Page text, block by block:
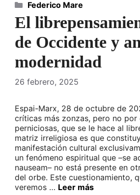
El
de Occidente y
modernidad
26 febrero, 2025
Espai-Marx, 28 de octubre de
críticas más zonzas, pero no por
perniciosas, que se le hace al
matriz irreligiosa es que
manifestación cultural
un fenómeno espiritual que –se
nauseam– no está presente en
del orbe. Este cuestionamiento,
veremos … Leer más
Categorías
Federico Mare